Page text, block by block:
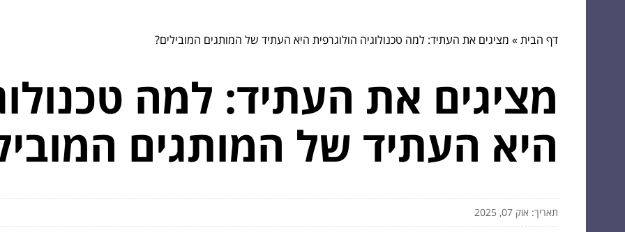
דף הבית» מציגים את העתיד: למה טכנולוגיה הולוגרפית היא העתיד של המותגים המובילים?
מציגים את העתיד: למה
היא העתיד של המותגים
תאריך: אוק 07, 2025